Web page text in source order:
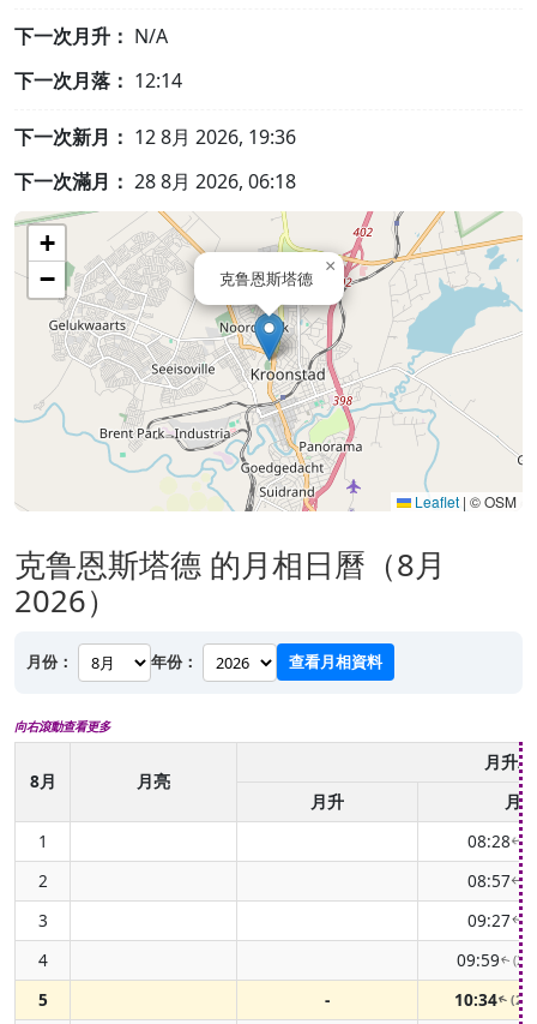
下一次月升： N/A
下一次月落： 12:14
下一次新月： 12 8月 2026, 19:36
下一次滿月： 28 8月 2026, 06:18
克鲁恩斯塔德
×
+
−
Leaflet | © OSM
克鲁恩斯塔德 的月相日曆（8月
2026）
月份： 年份： 查看月相資料
向右滾動查看更多
8月 月亮
月升/
月升
月落
1
08:28↑
2 08:57↑
3 09:27↑
4 09:59↑
5 - 10:34↑